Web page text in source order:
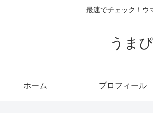
最速でチェック！ウ
うま
ホーム プロフィール